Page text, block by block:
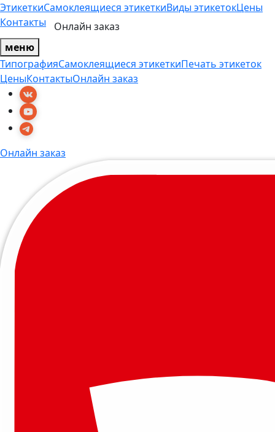
ЭтикеткиСамоклеящиеся этикеткиВиды этикетокЦены
Контакты
Онлайн заказ
меню
ТипографияСамоклеящиеся этикеткиПечать этикеток
ЦеныКонтактыОнлайн заказ
Онлайн заказ